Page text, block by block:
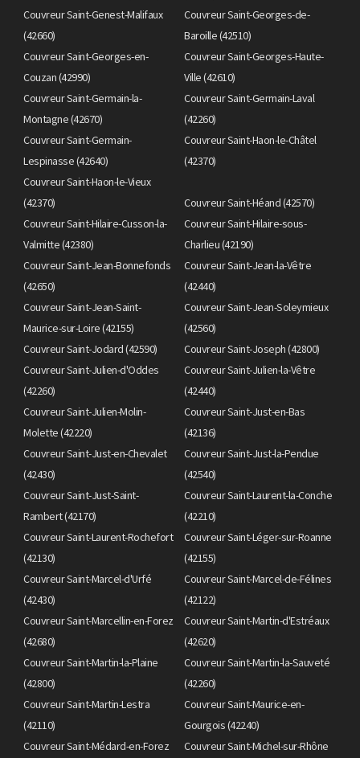
Couvreur Saint-Genest-Malifaux
(42660)
Couvreur Saint-Georges-de-
Baroille (42510)
Couvreur Saint-Georges-en-
Couzan (42990)
Couvreur Saint-Georges-Haute-
Ville (42610)
Couvreur Saint-Germain-la-
Montagne (42670)
Couvreur Saint-Germain-Laval
(42260)
Couvreur Saint-Germain-
Lespinasse (42640)
Couvreur Saint-Haon-le-Châtel
(42370)
Couvreur Saint-Haon-le-Vieux
(42370)
Couvreur Saint-Héand (42570)
Couvreur Saint-Hilaire-Cusson-la-
Valmitte (42380)
Couvreur Saint-Hilaire-sous-
Charlieu (42190)
Couvreur Saint-Jean-Bonnefonds
(42650)
Couvreur Saint-Jean-la-Vêtre
(42440)
Couvreur Saint-Jean-Saint-
Maurice-sur-Loire (42155)
Couvreur Saint-Jean-Soleymieux
(42560)
Couvreur Saint-Jodard (42590)
Couvreur Saint-Joseph (42800)
Couvreur Saint-Julien-d'Oddes
(42260)
Couvreur Saint-Julien-la-Vêtre
(42440)
Couvreur Saint-Julien-Molin-
Molette (42220)
Couvreur Saint-Just-en-Bas
(42136)
Couvreur Saint-Just-en-Chevalet
(42430)
Couvreur Saint-Just-la-Pendue
(42540)
Couvreur Saint-Just-Saint-
Rambert (42170)
Couvreur Saint-Laurent-la-Conche
(42210)
Couvreur Saint-Laurent-Rochefort
(42130)
Couvreur Saint-Léger-sur-Roanne
(42155)
Couvreur Saint-Marcel-d'Urfé
(42430)
Couvreur Saint-Marcel-de-Félines
(42122)
Couvreur Saint-Marcellin-en-Forez
(42680)
Couvreur Saint-Martin-d'Estréaux
(42620)
Couvreur Saint-Martin-la-Plaine
(42800)
Couvreur Saint-Martin-la-Sauveté
(42260)
Couvreur Saint-Martin-Lestra
(42110)
Couvreur Saint-Maurice-en-
Gourgois (42240)
Couvreur Saint-Médard-en-Forez
Couvreur Saint-Michel-sur-Rhône